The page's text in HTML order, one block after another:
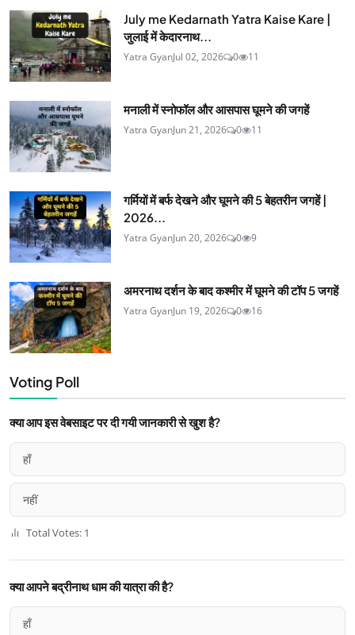
July me Kedarnath Yatra Kaise Kare |
जुलाई में केदारनाथ...
Yatra GyanJul 02, 2026 0 11
मनाली में स्नोफॉल और आसपास घूमने की जगहें
Yatra GyanJun 21, 2026 0 11
गर्मियों में बर्फ देखने और घूमने की 5 बेहतरीन जगहें |
2026...
Yatra GyanJun 20, 2026 0 9
अमरनाथ दर्शन के बाद कश्मीर में घूमने की टॉप 5 जगहें
Yatra GyanJun 19, 2026 0 16
Voting Poll
क्या आप इस वेबसाइट पर दी गयी जानकारी से खुश है?
हाँ
नहीं
Total Votes: 1
क्या आपने बद्रीनाथ धाम की यात्रा की है?
हाँ